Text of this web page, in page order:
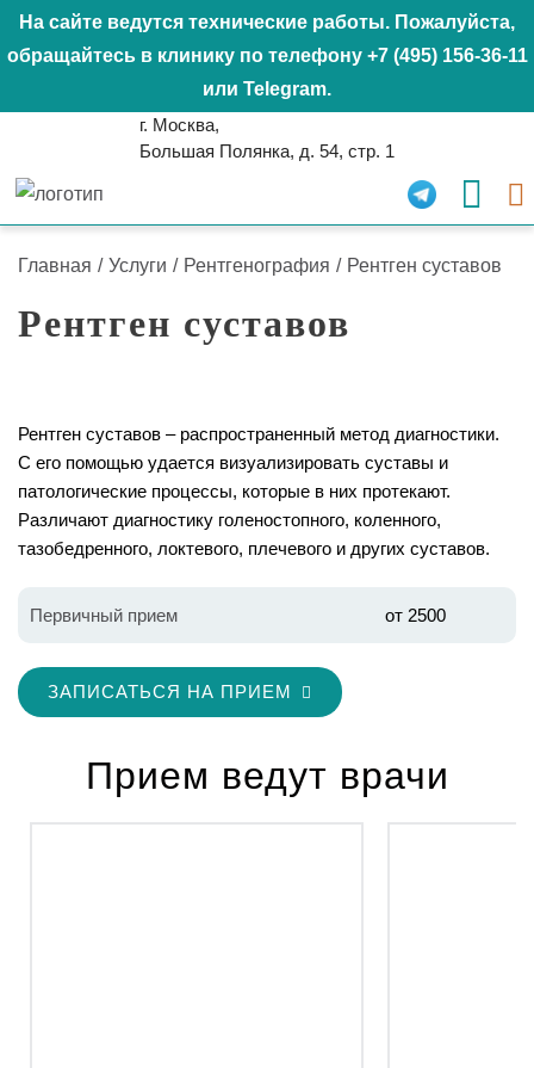
На сайте ведутся технические работы. Пожалуйста,
обращайтесь в клинику по телефону +7 (495) 156-36-11
или Telegram.
г. Москва,
Большая Полянка, д. 54, стр. 1
Главная / Услуги / Рентгенография / Рентген суставов
Рентген суставов
Рентген суставов – распространенный метод диагностики.
С его помощью удается визуализировать суставы и
патологические процессы, которые в них протекают.
Различают диагностику голеностопного, коленного,
тазобедренного, локтевого, плечевого и других суставов.
Первичный прием от 2500
ЗАПИСАТЬСЯ НА ПРИЕМ
Прием ведут врачи